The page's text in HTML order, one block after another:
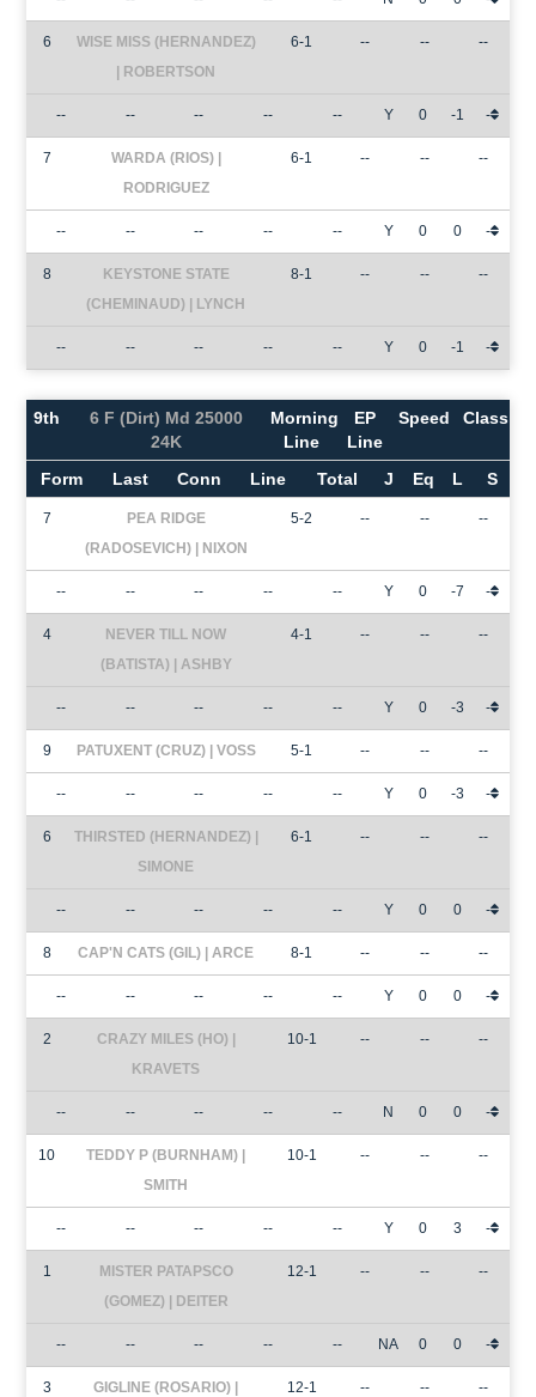
6
WISE MISS (HERNANDEZ)
| ROBERTSON
6-1 -- -- --
-- -- -- -- -- Y 0 -1 -
7
WARDA (RIOS) |
RODRIGUEZ
6-1 -- -- --
-- -- -- -- -- Y 0 0 -
8
KEYSTONE STATE
(CHEMINAUD) | LYNCH
8-1 -- -- --
-- -- -- -- -- Y 0 -1 -
9th
6 F (Dirt) Md 25000
24K
Morning
Line
EP
Line
Speed Class
Form Last Conn Line Total J Eq L S
7
PEA RIDGE
(RADOSEVICH) | NIXON
5-2 -- -- --
-- -- -- -- -- Y 0 -7 -
4
NEVER TILL NOW
(BATISTA) | ASHBY
4-1 -- -- --
-- -- -- -- -- Y 0 -3 -
9 PATUXENT (CRUZ) | VOSS 5-1 -- -- --
-- -- -- -- -- Y 0 -3 -
6
THIRSTED (HERNANDEZ) |
SIMONE
6-1 -- -- --
-- -- -- -- -- Y 0 0 -
8 CAP'N CATS (GIL) | ARCE 8-1 -- -- --
-- -- -- -- -- Y 0 0 -
2
CRAZY MILES (HO) |
KRAVETS
10-1 -- -- --
-- -- -- -- -- N 0 0 -
10
TEDDY P (BURNHAM) |
SMITH
10-1 -- -- --
-- -- -- -- -- Y 0 3 -
1
MISTER PATAPSCO
(GOMEZ) | DEITER
12-1 -- -- --
-- -- -- -- -- NA 0 0 -
3
GIGLINE (ROSARIO) |
12-1 -- -- --